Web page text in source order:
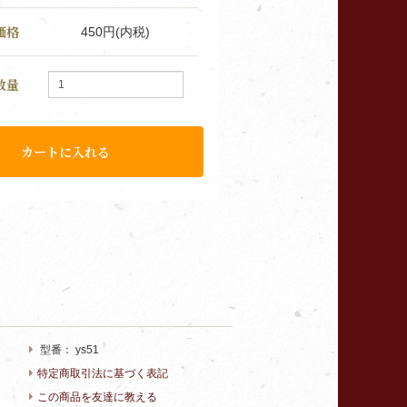
格 450円(内税)
量
型番： ys51
特定商取引法に基づく表記
この商品を友達に教える